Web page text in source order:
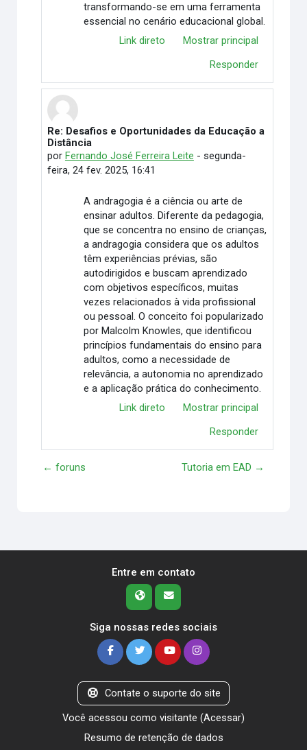
transformando-se em uma ferramenta
essencial no cenário educacional global.
Link direto
Mostrar principal
Responder
Em resposta à Cynthia Fernandes Santos Meireles
Re: Desafios e Oportunidades da Educação a
Distância
por Fernando José Ferreira Leite - segunda-
feira, 24 fev. 2025, 16:41
A andragogia é a ciência ou arte de
ensinar adultos. Diferente da pedagogia,
que se concentra no ensino de crianças,
a andragogia considera que os adultos
têm experiências prévias, são
autodirigidos e buscam aprendizado
com objetivos específicos, muitas
vezes relacionados à vida profissional
ou pessoal. O conceito foi popularizado
por Malcolm Knowles, que identificou
princípios fundamentais do ensino para
adultos, como a necessidade de
relevância, a autonomia no aprendizado
e a aplicação prática do conhecimento.
Link direto
Mostrar principal
Responder
← foruns Tutoria em EAD →
Entre em contato
Siga nossas redes sociais
Contate o suporte do site
Você acessou como visitante (Acessar)
Resumo de retenção de dados